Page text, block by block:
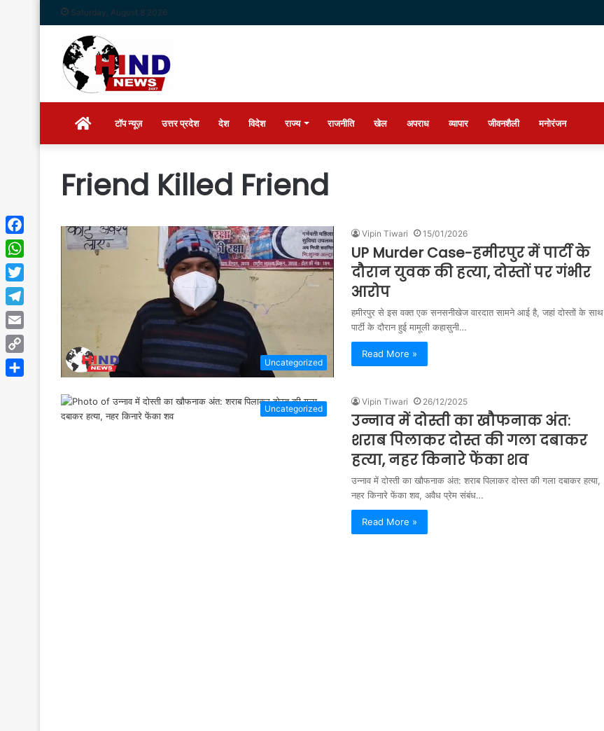
Saturday, August 8 2026
Homeटॉप न्यूज़ उत्तर प्रदेश देश विदेश राज्य राजनीति खेल अपराध व्यापार जीवनशैली मनोरंजन
Friend Killed Friend
Uncategorized
Vipin Tiwari 15/01/2026
UP Murder Case-हमीरपुर में पार्टी के
दौरान युवक की हत्या, दोस्तों पर गंभीर
आरोप
हमीरपुर से इस वक्त एक सनसनीखेज वारदात सामने आई है, जहां दोस्तों के साथ
पार्टी के दौरान हुई मामूली कहासुनी…
Read More »
Uncategorized
Vipin Tiwari 26/12/2025
उन्नाव में दोस्ती का खौफनाक अंत:
शराब पिलाकर दोस्त की गला दबाकर
हत्या, नहर किनारे फेंका शव
उन्नाव में दोस्ती का खौफनाक अंत: शराब पिलाकर दोस्त की गला दबाकर हत्या,
नहर किनारे फेंका शव, अवैध प्रेम संबंध…
Read More »
Facebook
WhatsApp
Twitter
Telegram
Email
Copy
Link